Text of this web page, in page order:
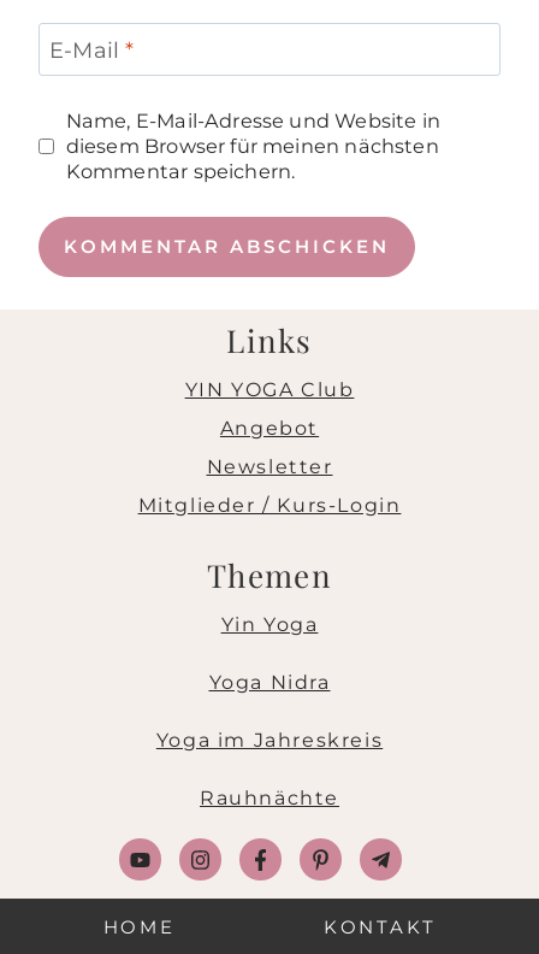
E-Mail*
Name, E-Mail-Adresse und Website in
diesem Browser für meinen nächsten
Kommentar speichern.
Links
YIN YOGA Club
Angebot
Newsletter
Mitglieder / Kurs-Login
Themen
Yin Yoga
Yoga Nidra
Yoga im Jahreskreis
Rauhnächte
HOME KONTAKT